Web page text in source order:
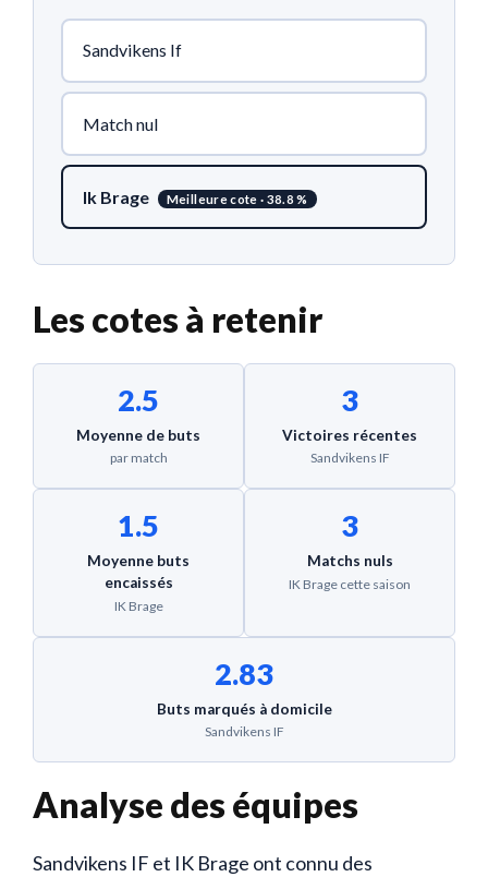
Sandvikens If
Match nul
Ik Brage Meilleure cote · 38.8 %
Les cotes à retenir
2.5
Moyenne de buts
par match
3
Victoires récentes
Sandvikens IF
1.5
Moyenne buts
encaissés
IK Brage
3
Matchs nuls
IK Brage cette saison
2.83
Buts marqués à domicile
Sandvikens IF
Analyse des équipes
Sandvikens IF et IK Brage ont connu des